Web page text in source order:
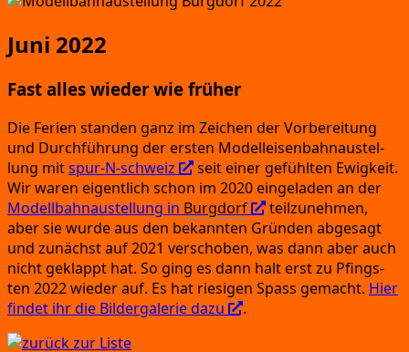
Juni 2022
Fast alles wieder wie früher
Die Feri­en stan­den ganz im Zei­chen der Vor­be­rei­tung
und Durch­füh­rung der ers­ten Modell­ei­sen­bahn­au­stel­
lung mitspur-N-schweiz
seit einer gefühl­ten Ewig­keit.
Wir waren eigent­lich schon im 2020 ein­ge­la­den an der
Modell­bahn­au­stel­lung in Burg­dorf
teil­zu­neh­men,
aber sie wur­de aus den bekann­ten Grün­den abge­sagt
und zunächst auf 2021 ver­scho­ben, was dann aber auch
nicht geklappt hat. So ging es dann halt erst zu Pfings­
ten 2022 wie­der auf. Es hat rie­si­gen Spass gemacht. Hier
fin­det ihr die Bil­der­ga­le­rie dazu
.